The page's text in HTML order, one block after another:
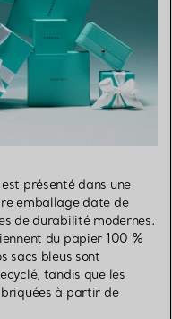
présenté dans une
emballage date de
de durabilité modernes.
du papier 100 %
sacs bleus sont
tandis que les
à partir de